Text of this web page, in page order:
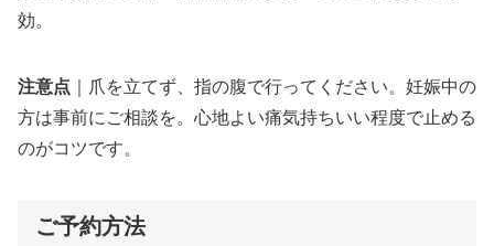
効。
注意点 ｜爪を立てず、指の腹で行ってください。妊娠中の
方は事前にご相談を。心地よい痛気持ちいい程度で止める
のがコツです。
ご予約方法